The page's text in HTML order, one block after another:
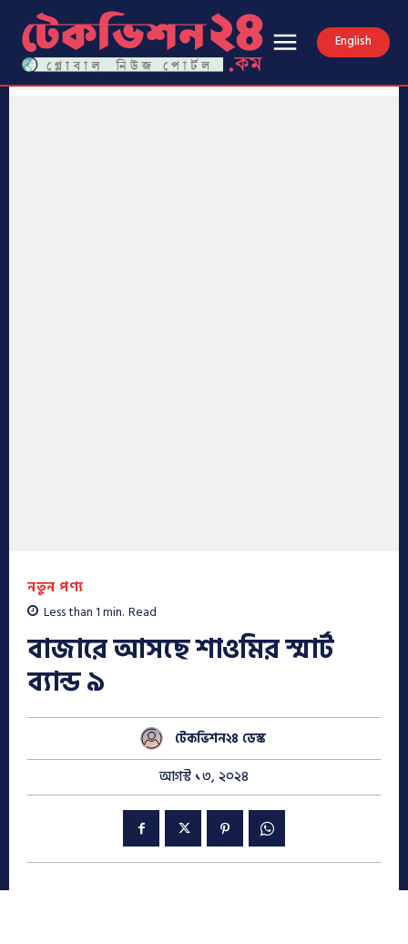
English
নতুন পণ্য
Less than 1min. Read
বাজারে আসছে শাওমির স্মার্ট
ব্যান্ড ৯
টেকভিশন২৪ ডেস্ক
আগস্ট ১৩, ২০২৪